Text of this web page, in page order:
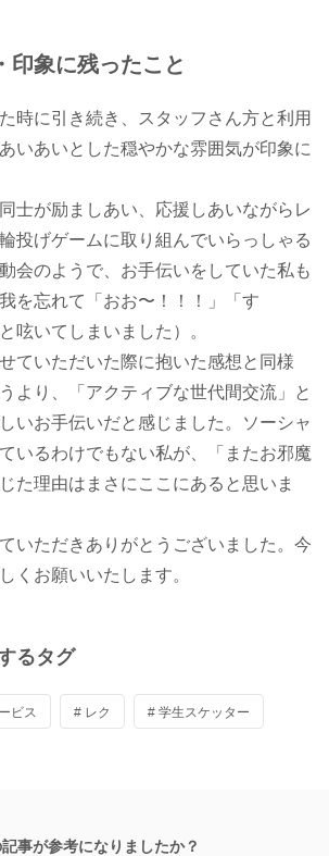
印象に残ったこと
時に引き続き、スタッフさん方と利用
いあいとした穏やかな雰囲気が印象に
士が励ましあい、応援しあいながらレ
投げゲームに取り組んでいらっしゃる
会のようで、お手伝いをしていた私も
を忘れて「おお〜！！！」「す
呟いてしまいました）。
ていただいた際に抱いた感想と同様
より、「アクティブな世代間交流」と
いお手伝いだと感じました。ソーシャ
いるわけでもない私が、「またお邪魔
た理由はまさにここにあると思いま
いただきありがとうございました。今
くお願いいたします。
るタグ
ビス # レク # 学生スケッター
事が参考になりましたか？